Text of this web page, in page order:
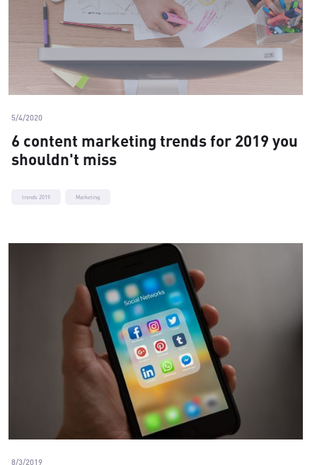
trends 2019 Marketing
5/4/2020
6 content marketing trends for 2019 you
shouldn't miss
8/3/2019